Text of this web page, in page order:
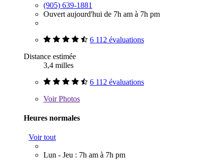
(905) 639-1881
Ouvert aujourd'hui de 7h am à 7h pm
6 112 évaluations
Distance estimée
3,4 milles
6 112 évaluations
VoirPhotos
Heures normales
Voir tout
Lun - Jeu : 7h am à 7h pm